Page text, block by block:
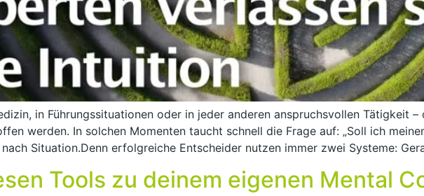
in Führungssituationen oder in jeder anderen anspruchsvollen Tätigkeit
werden. In solchen Momenten taucht schnell die Frage auf: „Soll ich
Situation.Denn erfolgreiche Entscheider nutzen immer zwei Systeme:
Tools zu deinem eigenen Mental